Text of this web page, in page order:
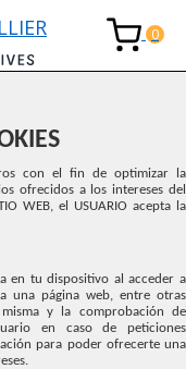
con el fin de optimizar la
ofrecidos a los intereses del
WEB, el USUARIO acepta la
en tu dispositivo al acceder a
una página web, entre otras
y la comprobación de
en caso de peticiones
para poder ofrecerte una